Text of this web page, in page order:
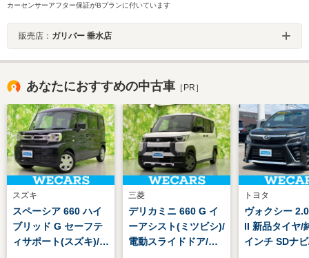
カーセンサーアフター保証がBプランに付いています
販売店： ガリバー 垂水店
あなたにおすすめの中古車 ［PR］
スズキ
スペーシア 660 ハイ
ブリッド G セーフテ
ィサポート(スズキ)/車
三菱
デリカミニ 660 G イ
ーアシスト(ミツビシ)/
電動スライドドア/シ
トヨタ
ヴォクシー
II 新品タイヤ/
インチ SDナ